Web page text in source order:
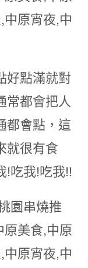
好點滿就對
常都會把人
都會點，這
就很有食
!吃我!吃我!!